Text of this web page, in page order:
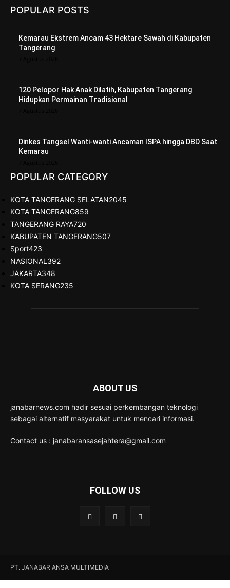
POPULAR POSTS
Kemarau Ekstrem Ancam 43 Hektare Sawah di Kabupaten
Tangerang
120 Pelopor Hak Anak Dilatih, Kabupaten Tangerang
Hidupkan Permainan Tradisional
Dinkes Tangsel Wanti-wanti Ancaman ISPA hingga DBD Saat
Kemarau
POPULAR CATEGORY
KOTA TANGERANG SELATAN2045
KOTA TANGERANG859
TANGERANG RAYA720
KABUPATEN TANGERANG507
Sport423
NASIONAL 392
JAKARTA348
KOTA SERANG235
ABOUT US
janabarnews.com hadir sesuai perkembangan teknologi
sebagai alternatif masyarakat untuk mencari informasi.
Contact us : janabaransasejahtera@gmail.com
FOLLOW US
PT. JANABAR ANSA MULTIMEDIA